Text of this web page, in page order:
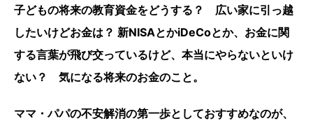
子どもの将来の教育資金をどうする？ 広い家に引っ越
したいけどお金は？ 新NISAとかiDeCoとか、お金に関
する言葉が飛び交っているけど、本当にやらないといけ
ない？ 気になる将来のお金のこと。
ママ・パパの不安解消の第一歩としておすすめなのが、